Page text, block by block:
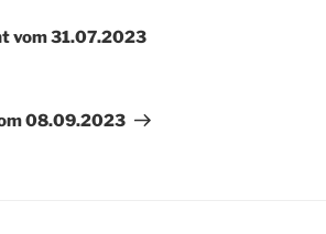
vom 31.07.2023
08.09.2023